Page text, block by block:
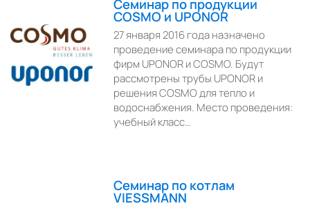
Семинар по продукции
COSMO и UPONOR
27 января 2016 года назначено
проведение семинара по продукции
фирм UPONOR и COSMO. Будут
рассмотрены трубы UPONOR и
решения COSMO для тепло и
водоснабжения. Место проведения:
учебный класс…
Семинар по котлам
VIESSMANN